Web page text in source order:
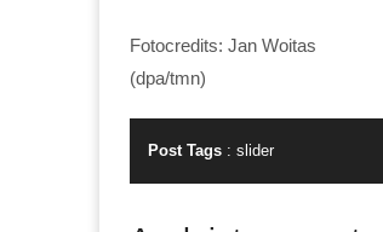
Fotocredits: Jan Woitas
(dpa/tmn)
Post Tags : slider